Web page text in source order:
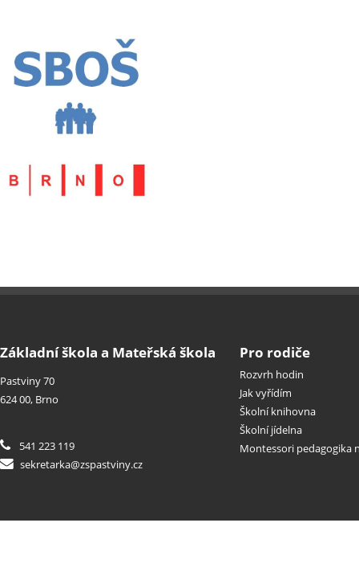
Základní škola a Mateřská škola
Pastviny 70
624 00, Brno
541 223 119
sekretarka@zspastviny.cz
Pro rodiče
Rozvrh hodin
Jak vyřídím
Školní knihovna
Školní jídelna
Montessori pedagogika